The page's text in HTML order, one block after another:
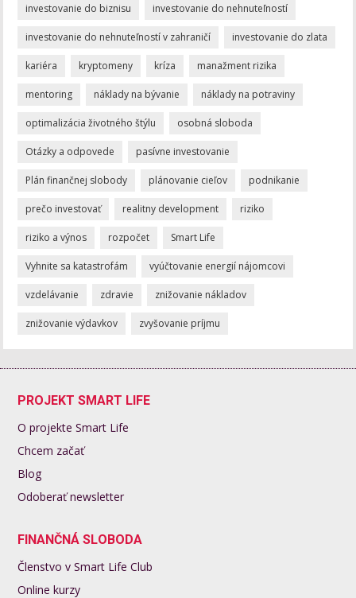
investovanie do biznisu investovanie do nehnuteľností
investovanie do nehnuteľností v zahraničí investovanie do zlata
kariéra kryptomeny kríza manažment rizika
mentoring náklady na bývanie náklady na potraviny
optimalizácia životného štýlu osobná sloboda
Otázky a odpovede pasívne investovanie
Plán finančnej slobody plánovanie cieľov podnikanie
prečo investovať realitny development riziko
riziko a výnos rozpočet Smart Life
Vyhnite sa katastrofám vyúčtovanie energií nájomcovi
vzdelávanie zdravie znižovanie nákladov
znižovanie výdavkov zvyšovanie príjmu
PROJEKT SMART LIFE
O projekte Smart Life
Chcem začať
Blog
Odoberať newsletter
FINANČNÁ SLOBODA
Členstvo v Smart Life Club
Online kurzy